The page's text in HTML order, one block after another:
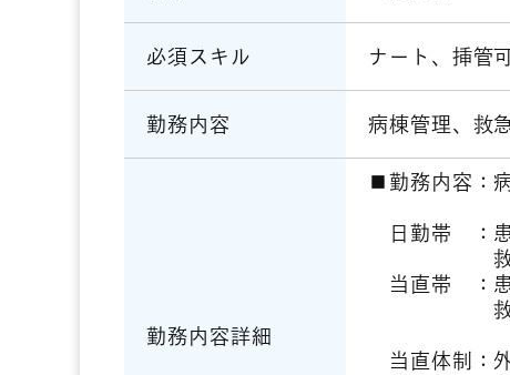
必須スキル ナート、挿管
勤務内容 病棟管理、救
勤務内容詳細
■勤務内容：
日勤帯 ：患
救急車
当直帯 ：患
救急車
当直体制：